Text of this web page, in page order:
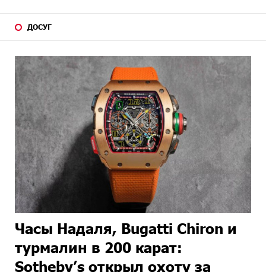
ДОСУГ
Часы Надаля, Bugatti Chiron и
турмалин в 200 карат:
Sotheby’s открыл охоту за